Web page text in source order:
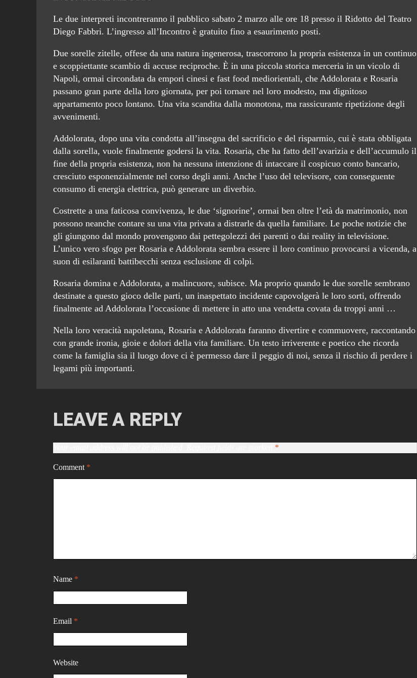
Le due interpreti incontreranno il pubblico sabato 2 marzo alle ore 18 presso il Ridotto del Teatro
Diego Fabbri. L’ingresso all’Incontro è gratuito fino a esaurimento posti.
Due sorelle zitelle, offese da una natura ingenerosa, trascorrono la propria esistenza in un continuo
e scoppiettante scambio di accuse reciproche. È in una piccola storica merceria in un vicolo di
Napoli, ormai circondata da empori cinesi e fast food mediorientali, che Addolorata e Rosaria
passano gran parte della loro giornata, per poi tornare nel loro modesto, ma dignitoso
appartamento poco lontano. Una vita scandita dalla monotona, ma rassicurante ripetizione degli
avvenimenti.
Addolorata, dopo una vita condotta all’insegna del sacrificio e del risparmio, cui è stata obbligata
dalla sorella, vuole finalmente godersi la vita. Rosaria, che ha fatto dell’avarizia e dell’accumulo il
fine della propria esistenza, non ha nessuna intenzione di intaccare il cospicuo conto bancario,
cresciuto esponenzialmente nel corso degli anni. Anche l’uso del televisore, con conseguente
consumo di energia elettrica, può generare un diverbio.
Costrette a una faticosa convivenza, le due ‘signorine’, ormai ben oltre l’età da matrimonio, non
possono neanche contare su una vita privata a distrarle da quella familiare. Le poche notizie che
gli giungono dal mondo provengono dai pettegolezzi dei parenti o dai reality in televisione.
L’unico vero sfogo per Rosaria e Addolorata sembra essere il loro continuo provocarsi a vicenda, a
suon di esilaranti battibecchi senza esclusione di colpi.
Rosaria domina e Addolorata, a malincuore, subisce. Ma proprio quando le due sorelle sembrano
destinate a questo gioco delle parti, un inaspettato incidente capovolgerà le loro sorti, offrendo
finalmente ad Addolorata l’occasione di mettere in atto una vendetta covata da troppi anni …
Nella loro veracità napoletana, Rosaria e Addolorata faranno divertire e commuovere, raccontando
con grande ironia, gioie e dolori della vita familiare. Un testo irriverente e poetico che ricorda
come la famiglia sia il luogo dove ci è permesso dare il peggio di noi, senza il rischio di perdere i
legami più importanti.
LEAVE A REPLY
*
Comment *
Name *
Email *
Website